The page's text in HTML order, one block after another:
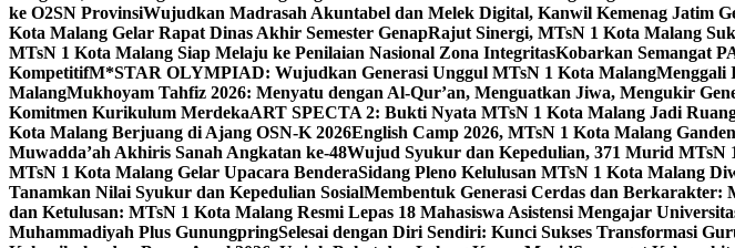
ke O2SN ProvinsiWujudkan Madrasah Akuntabel dan Melek Digital, Kanwil Kemenag Jatim
Kota Malang Gelar Rapat Dinas Akhir Semester GenapRajut Sinergi, MTsN 1 Kota Malang
MTsN 1 Kota Malang Siap Melaju ke Penilaian Nasional Zona IntegritasKobarkan Semangat
KompetitifM*STAR OLYMPIAD: Wujudkan Generasi Unggul MTsN 1 Kota MalangMenggali
MalangMukhoyam Tahfiz 2026: Menyatu dengan Al-Qur’an, Menguatkan Jiwa, Mengukir
Komitmen Kurikulum MerdekaART SPECTA 2: Bukti Nyata MTsN 1 Kota Malang Jadi
Kota Malang Berjuang di Ajang OSN-K 2026English Camp 2026, MTsN 1 Kota Malang
Muwadda’ah Akhiris Sanah Angkatan ke-48Wujud Syukur dan Kepedulian, 371 Murid MTsN
MTsN 1 Kota Malang Gelar Upacara BenderaSidang Pleno Kelulusan MTsN 1 Kota Malang
Tanamkan Nilai Syukur dan Kepedulian SosialMembentuk Generasi Cerdas dan Berkarakter:
dan Ketulusan: MTsN 1 Kota Malang Resmi Lepas 18 Mahasiswa Asistensi Mengajar
Muhammadiyah Plus GunungpringSelesai dengan Diri Sendiri: Kunci Sukses Transformasi